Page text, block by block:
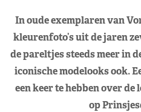
In oude exemplaren van
kleurenfoto’s uit de jaren
de pareltjes steeds meer in
iconische modelooks ook.
een keer te hebben over
op